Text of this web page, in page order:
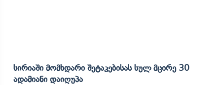
Სირიაში Მომხდარი Შეტაკებისას Სულ Მცირე 30
Ადამიანი Დაიღუპა